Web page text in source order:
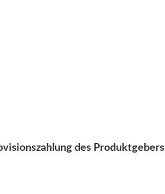
des Produktgebers